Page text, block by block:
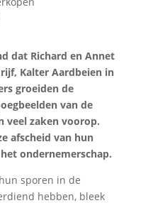
dat Richard en Annet
Kalter Aardbeien in
groeiden de
van de
veel zaken voorop.
afscheid van hun
ondernemerschap.
sporen in de
hebben, bleek